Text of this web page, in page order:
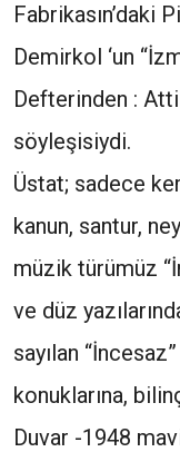
Fabrikasın’daki
Demirkol ‘un
Defterinden :
söyleşisiydi.
Üstat; sadece
kanun, santur,
müzik türümüz
ve düz
sayılan
konuklarına,
Duvar -1948